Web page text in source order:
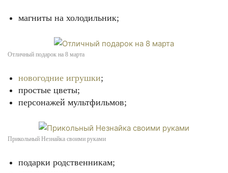
магниты на холодильник;
Отличный подарок на 8 марта
новогодние игрушки;
простые цветы;
персонажей мультфильмов;
Прикольный Незнайка своими руками
подарки родственникам;